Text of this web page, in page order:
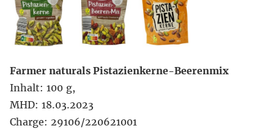
Farmer naturals Pistazienkerne-Beerenmix
Inhalt: 100 g,
MHD: 18.03.2023
Charge: 29106/220621001